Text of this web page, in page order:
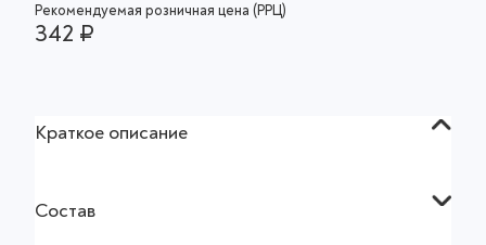
Рекомендуемая розничная цена (РРЦ)
342 ₽
Краткое описание
Состав